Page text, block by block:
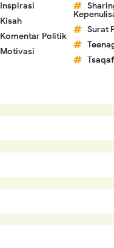
Inspirasi
Kisah
Komentar Politik
Motivasi
Surat